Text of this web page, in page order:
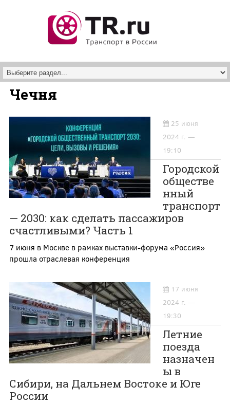
Чечня
25 июня
2024 г. —
19:10
Городской
обществе
нный
транспорт
— 2030: как сделать пассажиров
счастливыми? Часть 1
7 июня в Москве в рамках выставки-форума «Россия»
прошла отраслевая конференция
17 июня
2024 г. —
19:30
Летние
поезда
назначен
ы в
Сибири, на Дальнем Востоке и Юге
России